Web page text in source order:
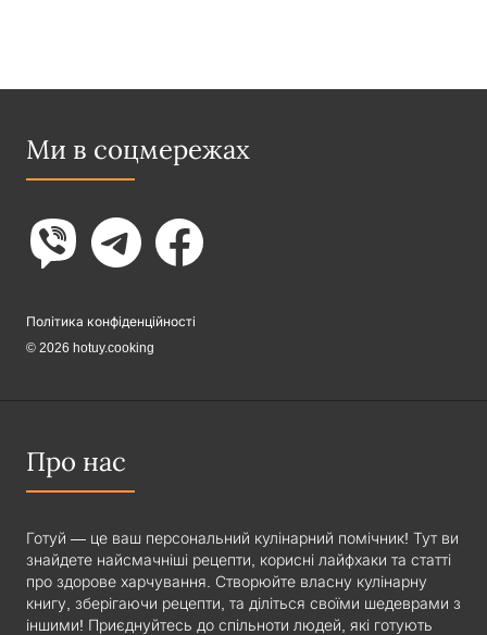
Ми в соцмережах
Політика конфіденційності
© 2026 hotuy.cooking
Про нас
Готуй — це ваш персональний кулінарний помічник! Тут ви
знайдете найсмачніші рецепти, корисні лайфхаки та статті
про здорове харчування. Створюйте власну кулінарну
книгу, зберігаючи рецепти, та діліться своїми шедеврами з
іншими! Приєднуйтесь до спільноти людей, які готують